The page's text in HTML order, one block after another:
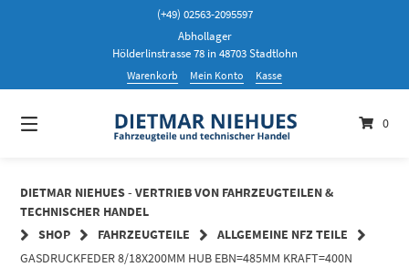
(+49) 02563-2095597
Abhollager
Hölderlinstrasse 78 in 48703 Stadtlohn
Warenkorb Mein Konto Kasse
0
DIETMAR NIEHUES - VERTRIEB VON FAHRZEUGTEILEN &
TECHNISCHER HANDEL
SHOP
FAHRZEUGTEILE
ALLGEMEINE NFZ TEILE
GASDRUCKFEDER 8/18X200MM HUB EBN=485MM KRAFT=400N